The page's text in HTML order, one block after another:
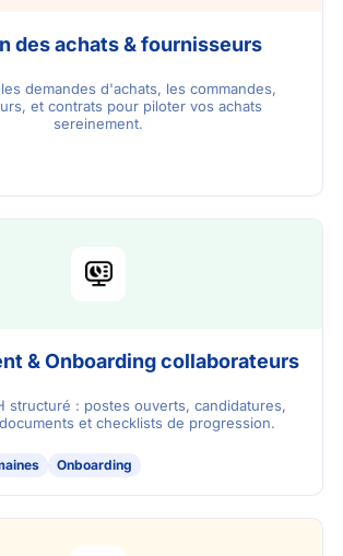
des achats & fournisseurs
demandes d'achats, les commandes,
et contrats pour piloter vos achats
sereinement.
& Onboarding collaborateurs
structuré : postes ouverts, candidatures,
et checklists de progression.
Onboarding